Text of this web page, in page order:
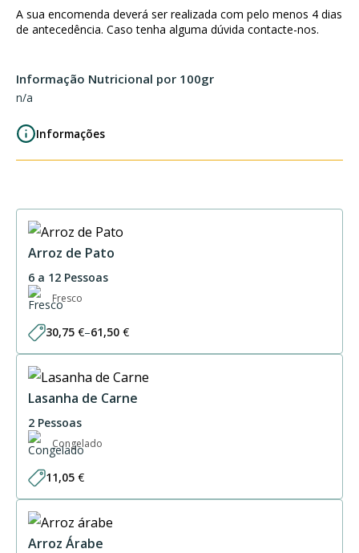
de
Peru
Castanhas
e
Tâmaras
A sua encomenda deverá ser realizada com pelo menos 4 dias
de antecedência. Caso tenha alguma dúvida contacte-nos.
Informação Nutricional por 100gr
n/a
Informações
Arroz de Pato
6 a 12 Pessoas
Fresco
30,75 €–61,50 €
Price
range:
through
61,50 €
Lasanha de Carne
2 Pessoas
Congelado
11,05 €
Arroz Árabe